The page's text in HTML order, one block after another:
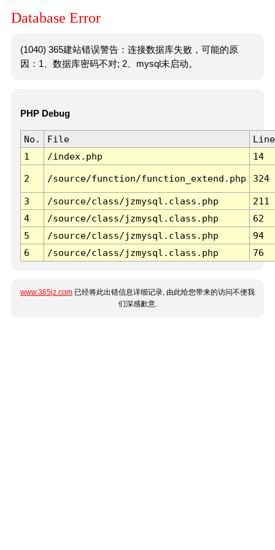
Database Error
(1040) 365建站错误警告：连接数据库失败，可能的原
因：1、数据库密码不对; 2、mysql未启动。
PHP Debug
No. File
Line
1
/index.php 14
2 /source/function/function_extend.php 324
3 /source/class/jzmysql.class.php
211
4
/source/class/jzmysql.class.php
62
5
/source/class/jzmysql.class.php
94
6
/source/class/jzmysql.class.php 76
www.365jz.com 已经将此出错信息详细记录, 由此给您带来的访问不便我
们深感歉意.